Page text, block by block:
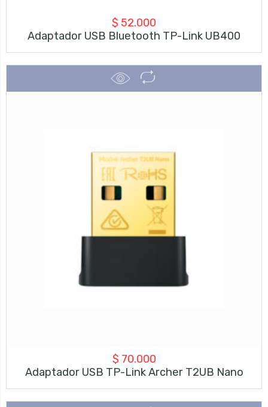
$ 52.000
Adaptador USB Bluetooth TP-Link UB400
$ 70.000
Adaptador USB TP-Link Archer T2UB Nano